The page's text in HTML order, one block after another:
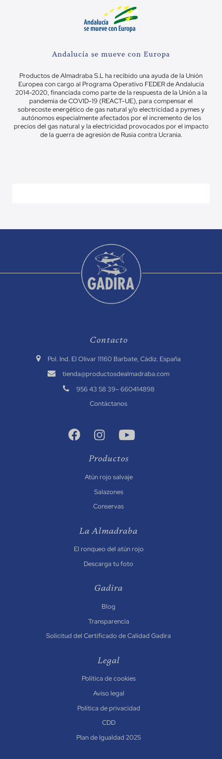
Andalucía se mueve con Europa
Productos de Almadraba S.L ha recibido una ayuda de la Unión
Europea con cargo al Programa Operativo FEDER de Andalucía
2014-2020, financiada como parte de la respuesta de la Unión a la
pandemia de COVID-19 (REACT-UE), para compensar el
sobrecoste energético de gas natural y/o electricidad a pymes y
autónomos especialmente afectados por el incremento de los
precios del gas natural y la electricidad provocados por el impacto
de la guerra de agresión de Rusia contra Ucrania.
Contacto
Pol. Ind. El Olivar 11160 Barbate, Cádiz. España
.tienda@productosdealmadraba.com
956 43 58 39–660414898
Contáctanos
Productos
Atún rojo salvaje
Salazones
Conservas
La Almadraba
El ronqueo del atún rojo
Descarga tu foto
Gadira
Blog
Transparencia
Solicitud del Certificado de Calidad Gadira
Legal
Política de cookies
Aviso legal
Política de privacidad
CDD
Plan de Igualdad 2025